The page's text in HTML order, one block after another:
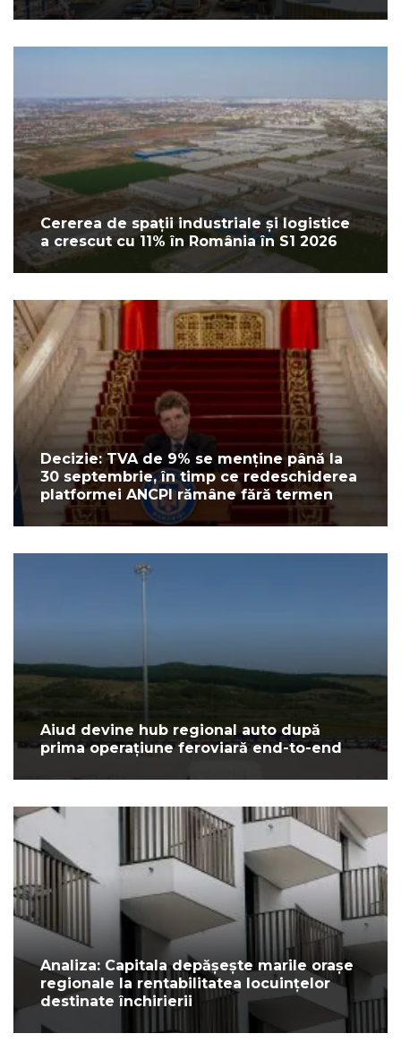
Cererea de spații industriale și logistice
a crescut cu 11% în România în S1 2026
Decizie: TVA de 9% se menține până la
30 septembrie, în timp ce redeschiderea
platformei ANCPI rămâne fără termen
Aiud devine hub regional auto după
prima operațiune feroviară end-to-end
Analiza: Capitala depășește marile orașe
regionale la rentabilitatea locuințelor
destinate închirierii